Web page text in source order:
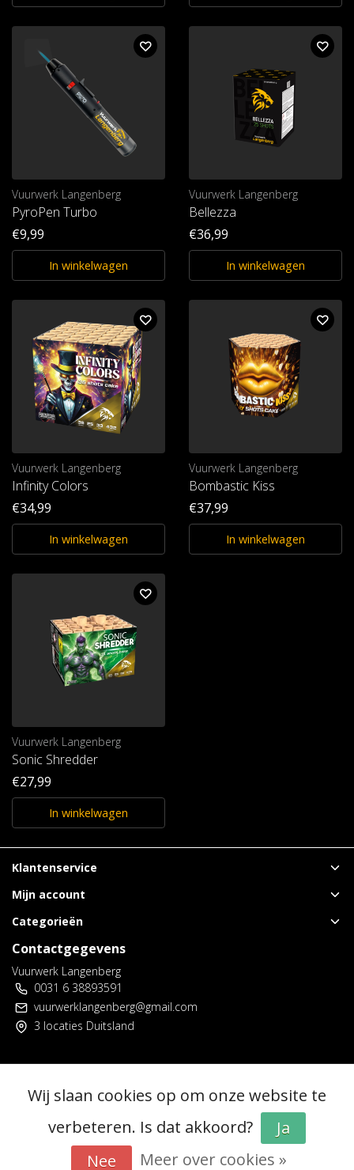
Vuurwerk Langenberg
PyroPen Turbo
€9,99
In winkelwagen
Vuurwerk Langenberg
Bellezza
€36,99
In winkelwagen
Vuurwerk Langenberg
Infinity Colors
€34,99
In winkelwagen
Vuurwerk Langenberg
Bombastic Kiss
€37,99
In winkelwagen
Vuurwerk Langenberg
Sonic Shredder
€27,99
In winkelwagen
Klantenservice
Mijn account
Categorieën
Contactgegevens
Vuurwerk Langenberg
0031 6 38893591
vuurwerklangenberg@gmail.com
3 locaties Duitsland
Algemene voorwaarden |Voorverkoop spelregels|Privacy policy|
Wij slaan cookies op om onze website te
verbeteren. Is dat akkoord?
Ja
Nee
Meer over cookies »